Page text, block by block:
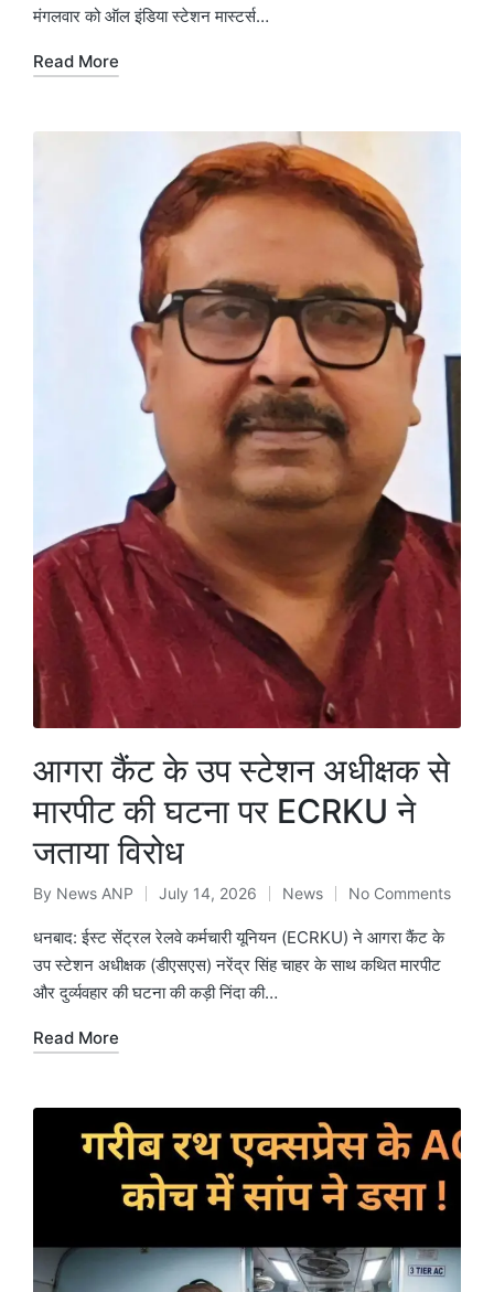
मंगलवार को ऑल इंडिया स्टेशन मास्टर्स…
Read More
आगरा कैंट के उप स्टेशन अधीक्षक से
मारपीट की घटना पर ECRKU ने
जताया विरोध
Posted
by
By News ANP July 14, 2026
Posted
in
News No Comments
धनबाद: ईस्ट सेंट्रल रेलवे कर्मचारी यूनियन (ECRKU) ने आगरा कैंट के
उप स्टेशन अधीक्षक (डीएसएस) नरेंद्र सिंह चाहर के साथ कथित मारपीट
और दुर्व्यवहार की घटना की कड़ी निंदा की…
Read More